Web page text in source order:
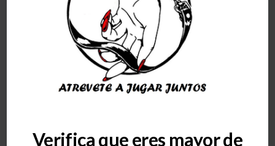
Verifica que eres mayor de
59007